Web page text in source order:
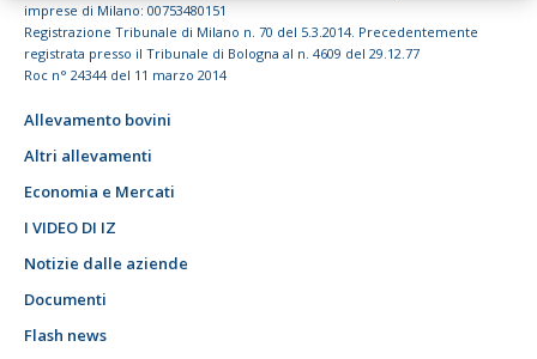
imprese di Milano: 00753480151
Registrazione Tribunale di Milano n. 70 del 5.3.2014. Precedentemente
registrata presso il Tribunale di Bologna al n. 4609 del 29.12.77
Roc n° 24344 del 11 marzo 2014
Allevamento bovini
Altri allevamenti
Economia e Mercati
I VIDEO DI IZ
Notizie dalle aziende
Documenti
Flash news